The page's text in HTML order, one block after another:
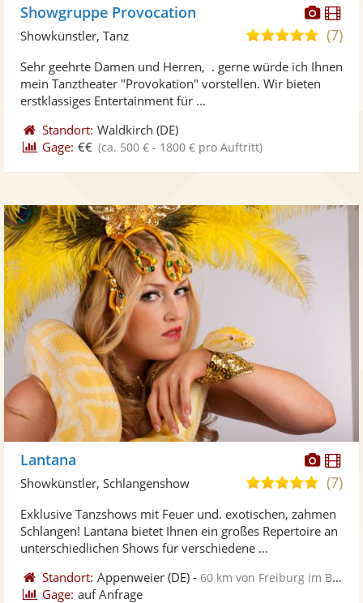
Fotos
Showgruppe Provocation
4,9
5
(7)
Showkünstler, Tanz
Sehr geehrte Damen und Herren, . gerne würde ich Ihnen
mein Tanztheater "Provokation" vorstellen. Wir bieten
erstklassiges Entertainment für ...
Standort: Waldkirch (DE)
Gage: €€ (ca. 500 € - 1800 € pro Auftritt)
Fotos
Lantana
5,0
5
(7)
Showkünstler, Schlangenshow
Exklusive Tanzshows mit Feuer und. exotischen, zahmen
Schlangen! Lantana bietet Ihnen ein großes Repertoire an
unterschiedlichen Shows für verschiedene ...
Standort: Appenweier (DE) -60 km von Freiburg im Breisgau
Gage: auf Anfrage